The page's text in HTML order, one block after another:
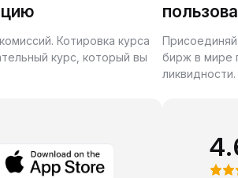
Котировка курса
курс, который вы
бирж в мире
ликвидности.